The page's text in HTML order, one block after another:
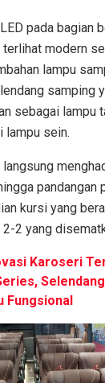
pada bagian
modern
lampu
samping
sebagai lampu
lampu sein.
pandangan
kursi yang
2 yang
Karoseri
Fungsional